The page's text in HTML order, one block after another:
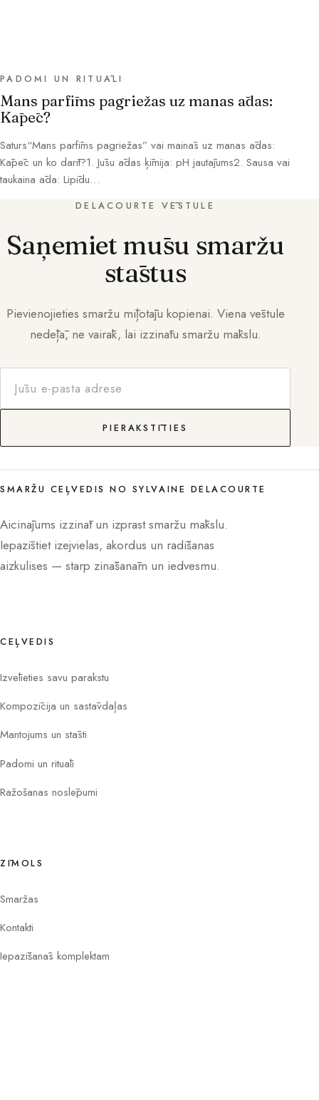
PADOMI UN RITUĀLI
Mans parfīms pagriežas uz manas ādas:
Kāpēc?
Saturs“Mans parfīms pagriežas” vai mainās uz manas ādas:
Kāpēc un ko darīt?1. Jūsu ādas ķīmija: pH jautājums2. Sausa vai
taukaina āda: Lipīdu…
DELACOURTE VĒSTULE
Saņemiet mūsu smaržu
stāstus
Pievienojieties smaržu mīļotāju kopienai. Viena vēstule
nedēļā, ne vairāk, lai izzinātu smaržu mākslu.
PIERAKSTĪTIES
SMARŽU CEĻVEDIS NO SYLVAINE DELACOURTE
Aicinājums izzināt un izprast smaržu mākslu.
Iepazīstiet izejvielas, akordus un radīšanas
aizkulises — starp zināšanām un iedvesmu.
CEĻVEDIS
Izvēlieties savu parakstu
Kompozīcija un sastāvdaļas
Mantojums un stāsti
Padomi un rituāli
Ražošanas noslēpumi
ZĪMOLS
Smaržas
Kontakti
Iepazīšanās komplektam